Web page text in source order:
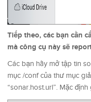
Tiếp theo, các bạn cần
mà công cụ này sẽ
Các bạn hãy mở tập tin
mục /conf của thư mục
“sonar.host.url”. Mặc